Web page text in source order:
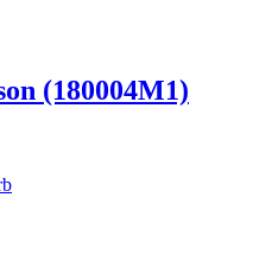
(180004M1)